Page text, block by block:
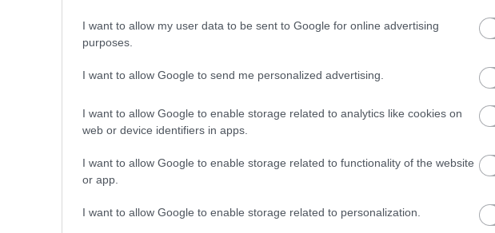
I want to allow my user data to be sent to Google for online advertising
purposes.
I want to allow Google to send me personalized advertising.
I want to allow Google to enable storage related to analytics like cookies on
web or device identifiers in apps.
I want to allow Google to enable storage related to functionality of the website
or app.
I want to allow Google to enable storage related to personalization.